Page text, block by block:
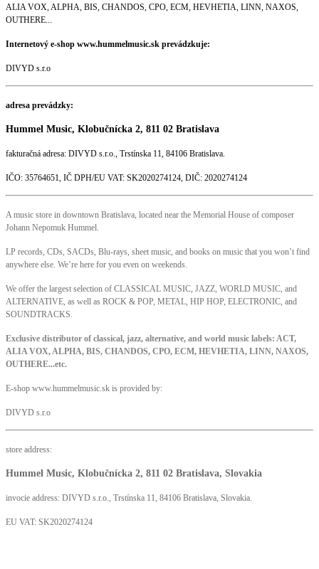
ALIA VOX, ALPHA, BIS, CHANDOS, CPO, ECM, HEVHETIA, LINN, NAXOS,
OUTHERE...
Internetový e-shop www.hummelmusic.sk prevádzkuje:
DIVYD s.r.o
adresa prevádzky:
Hummel Music, Klobučnícka 2, 811 02 Bratislava
fakturačná adresa: DIVYD s.r.o., Trstínska 11, 84106 Bratislava.
IČO: 35764651, IČ DPH/EU VAT: SK2020274124, DIČ: 2020274124
A music store in downtown Bratislava, located near the Memorial House of composer
Johann Nepomuk Hummel.
LP records, CDs, SACDs, Blu-rays, sheet music, and books on music that you won’t find
anywhere else. We’re here for you even on weekends.
We offer the largest selection of CLASSICAL MUSIC, JAZZ, WORLD MUSIC, and
ALTERNATIVE, as well as ROCK & POP, METAL, HIP HOP, ELECTRONIC, and
SOUNDTRACKS.
Exclusive distributor of classical, jazz, alternative, and world music labels: ACT,
ALIA VOX, ALPHA, BIS, CHANDOS, CPO, ECM, HEVHETIA, LINN, NAXOS,
OUTHERE...etc.
E-shop www.hummelmusic.sk is provided by:
DIVYD s.r.o
store address:
Hummel Music, Klobučnícka 2, 811 02 Bratislava, Slovakia
invocie address: DIVYD s.r.o., Trstínska 11, 84106 Bratislava, Slovakia.
EU VAT: SK2020274124